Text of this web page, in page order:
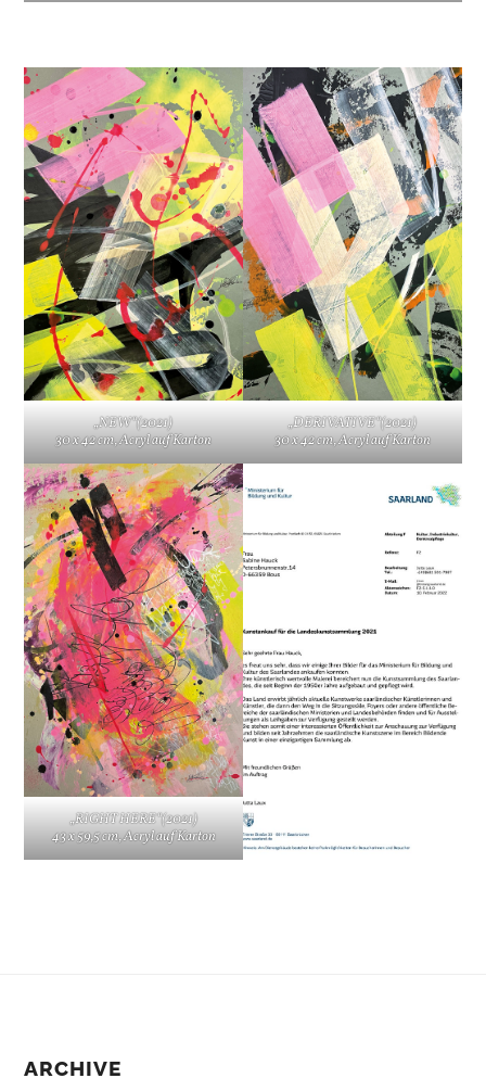
„NEW“(2021)
30 x 42 cm, Acryl auf Karton
„DERIVATIVE“(2021)
30 x 42 cm, Acryl auf Karton
„RIGHT HERE“(2021)
43 x 59,5 cm, Acryl auf Karton
ARCHIVE